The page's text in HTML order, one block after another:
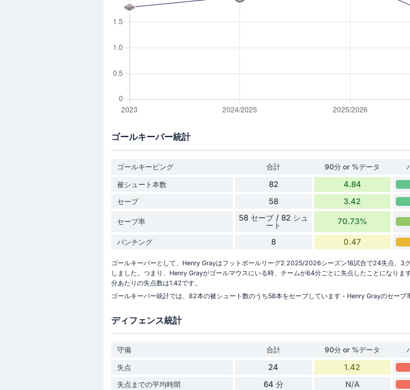
ゴールキーパー統計
ゴールキーピング 合計 90分 or %データ
被シュート本数
82 4.84
セーブ 58 3.42
セーブ率
58 セーブ / 82 シュ
ート
70.73%
パンチング 8 0.47
ゴールキーパーとして、Henry Grayはフットボールリーグ2 2025/2026シーズン18試合で24失点、3
しました。つまり、Henry Grayがゴールマウスにいる時、チームが64分ごとに失点したことになりま
分あたりの失点数は1.42です。
ゴールキーパー統計では、82本の被シュート数のうち58本をセーブしています - Henry Grayのセーブ
ディフェンス統計
守備 合計 90分 or %データ
失点
24 1.42
失点までの平均時間 64 分 N/A